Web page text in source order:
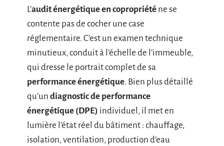
L’audit énergétique en copropriété ne se
contente pas de cocher une case
réglementaire. C’est un examen technique
minutieux, conduit à l’échelle de l’immeuble,
qui dresse le portrait complet de sa
performance énergétique. Bien plus détaillé
qu’un diagnostic de performance
énergétique (DPE) individuel, il met en
lumière l’état réel du bâtiment : chauffage,
isolation, ventilation, production d’eau